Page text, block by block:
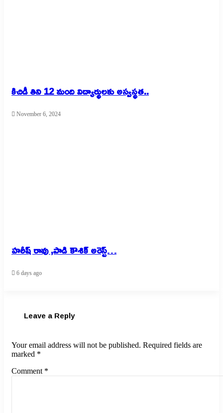
కిచిడీ తిని 12 మంది విద్యార్థులకు అస్వస్థత..
November 6, 2024
హరీష్ రావు ,పాడి కౌశిక్ అరెస్ట్…
6 days ago
Leave a Reply
Your email address will not be published. Required fields are
marked *
Comment *